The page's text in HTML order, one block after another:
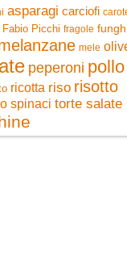
asparagi carciofi
Fabio Picchi fragole
mele
peperoni pollo
ricotta riso risotto
spinaci torte salate